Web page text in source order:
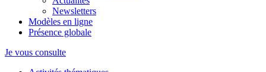
Newsletters
Modèles en ligne
Présence globale
Je vous consulte